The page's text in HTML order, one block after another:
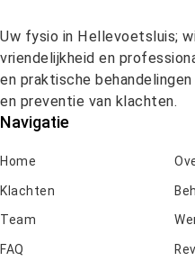
Uw fysio in Hellevoetsluis;
vriendelijkheid en
en praktische
en preventie van klachten.
Navigatie
Home
Klachten
Team
FAQ